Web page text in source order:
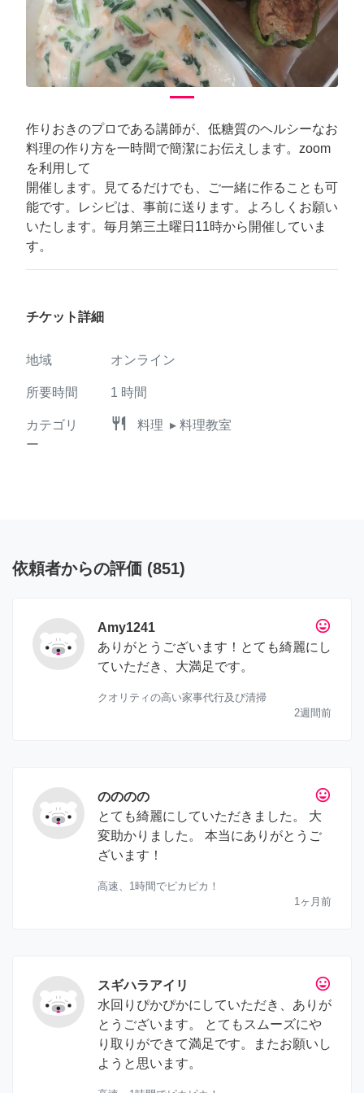
作りおきのプロである講師が、低糖質のヘルシーなお
料理の作り方を一時間で簡潔にお伝えします。zoom
を利用して
開催します。見てるだけでも、ご一緒に作ることも可
能です。レシピは、事前に送ります。よろしくお願い
いたします。毎月第三土曜日11時から開催していま
す。
チケット詳細
地域 オンライン
所要時間 1 時間
カテゴリ
ー
restaurant 料理 ▸ 料理教室
依頼者からの評価 (851)
tag_faces
Amy1241
ありがとうございます！とても綺麗にし
ていただき、大満足です。
クオリティの高い家事代行及び清掃
2週間前
tag_faces
のののの
とても綺麗にしていただきました。 大
変助かりました。 本当にありがとうご
ざいます！
高速、1時間でピカピカ！
1ヶ月前
tag_faces
スギハラアイリ
水回りぴかぴかにしていただき、ありが
とうございます。 とてもスムーズにや
り取りができて満足です。またお願いし
ようと思います。